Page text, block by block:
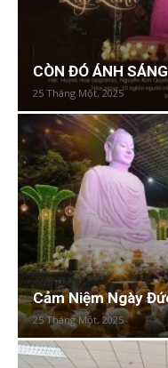
CÒN ĐÓ ÁNH
25 Tháng Một, 2025
Cảm Niệm Ngày
25 Tháng Một, 2025